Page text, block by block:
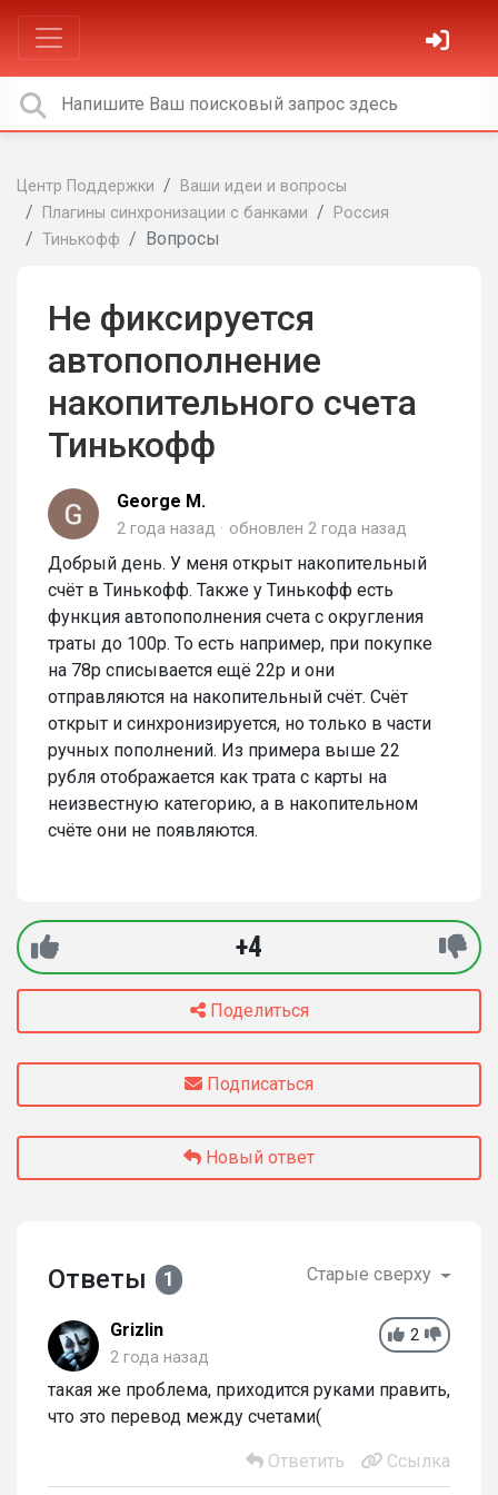
Центр Поддержки
Ваши идеи и вопросы
Плагины синхронизации с банками
Россия
Тинькофф
Вопросы
Не фиксируется
автопополнение
накопительного счета
Тинькофф
George M.
2 года назад обновлен 2 года назад
Добрый день. У меня открыт накопительный
счёт в Тинькофф. Также у Тинькофф есть
функция автопополнения счета с округления
траты до 100р. То есть например, при покупке
на 78р списывается ещё 22р и они
отправляются на накопительный счёт. Счёт
открыт и синхронизируется, но только в части
ручных пополнений. Из примера выше 22
рубля отображается как трата с карты на
неизвестную категорию, а в накопительном
счёте они не появляются.
+4
Поделиться
Подписаться
Новый ответ
Ответы 1 Старые сверху
2
Grizlin
2 года назад
такая же проблема, приходится руками править,
что это перевод между счетами(
Ответить Ссылка